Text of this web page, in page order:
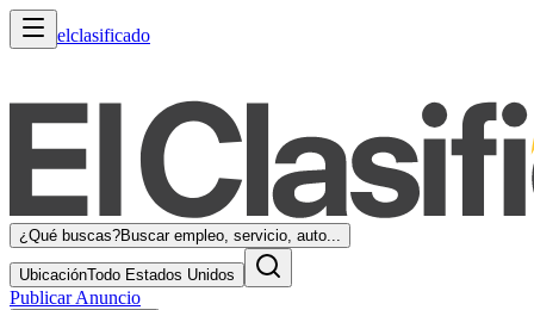
elclasificado
¿Qué buscas?Buscar empleo, servicio, auto...
UbicaciónTodo Estados Unidos
Publicar Anuncio